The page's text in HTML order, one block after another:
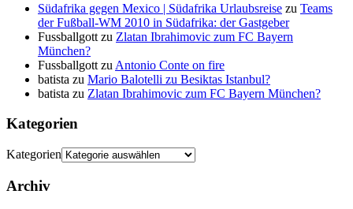
Südafrika gegen Mexico | Südafrika Urlaubsreise zu Teams
der Fußball-WM 2010 in Südafrika: der Gastgeber
Fussballgott zu Zlatan Ibrahimovic zum FC Bayern
München?
Fussballgott zu Antonio Conte on fire
batista zu Mario Balotelli zu Besiktas Istanbul?
batista zu Zlatan Ibrahimovic zum FC Bayern München?
Kategorien
Kategorien
Archiv